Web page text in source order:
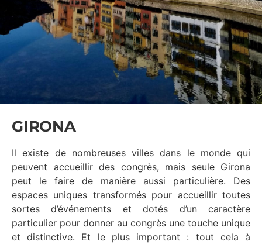
GIRONA
Il existe de nombreuses villes dans le monde qui
peuvent accueillir des congrès, mais seule Girona
peut le faire de manière aussi particulière. Des
espaces uniques transformés pour accueillir toutes
sortes d’événements et dotés d’un caractère
particulier pour donner au congrès une touche unique
et distinctive. Et le plus important : tout cela à